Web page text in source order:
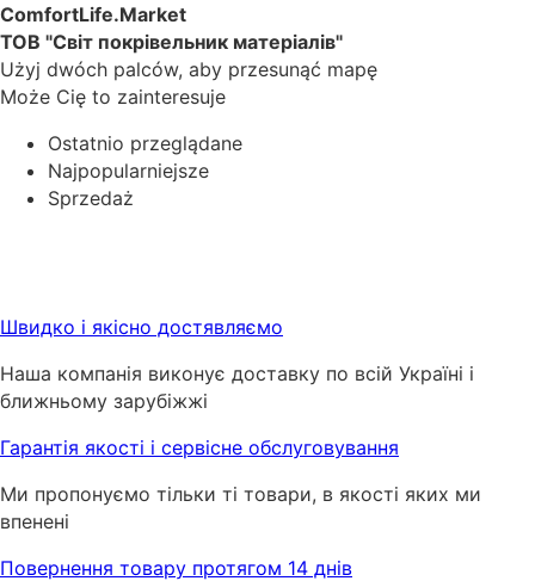
ComfortLife.Market
ТОВ "Світ покрівельник матеріалів"
Użyj dwóch palców, aby przesunąć mapę
Może Cię to zainteresuje
Ostatnio przeglądane
Najpopularniejsze
Sprzedaż
Швидко і якісно достявляємо
Наша компанія виконує доставку по всій Україні і
ближньому зарубіжжі
Гарантія якості і сервісне обслуговування
Ми пропонуємо тільки ті товари, в якості яких ми
впенені
Повернення товару протягом 14 днів